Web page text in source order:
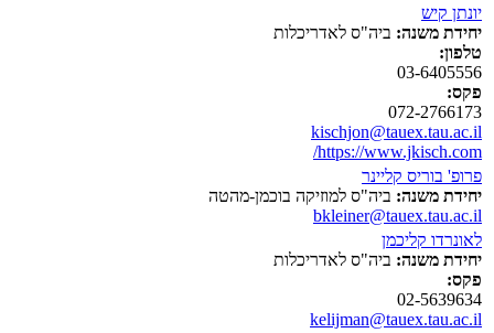
יונתן קיש
יחידת משנה: ביה"ס לאדריכלות
טלפון:
03-6405556
פקס:
072-2766173
kischjon@tauex.tau.ac.il
https://www.jkisch.com/
פרופ' בוריס קליינר
יחידת משנה: ביה"ס למוזיקה בוכמן-מהטה
bkleiner@tauex.tau.ac.il
לאונרדו קליכמן
יחידת משנה: ביה"ס לאדריכלות
פקס:
02-5639634
kelijman@tauex.tau.ac.il